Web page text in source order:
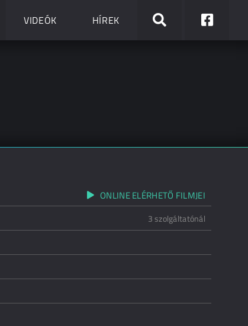
VIDEÓK HÍREK
ONLINE ELÉRHETŐ FILMJEI
3 szolgáltatónál